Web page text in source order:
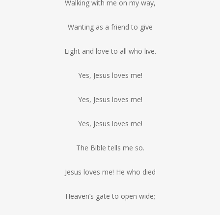
Walking with me on my way,
Wanting as a friend to give
Light and love to all who live.
Yes, Jesus loves me!
Yes, Jesus loves me!
Yes, Jesus loves me!
The Bible tells me so.
Jesus loves me! He who died
Heaven’s gate to open wide;